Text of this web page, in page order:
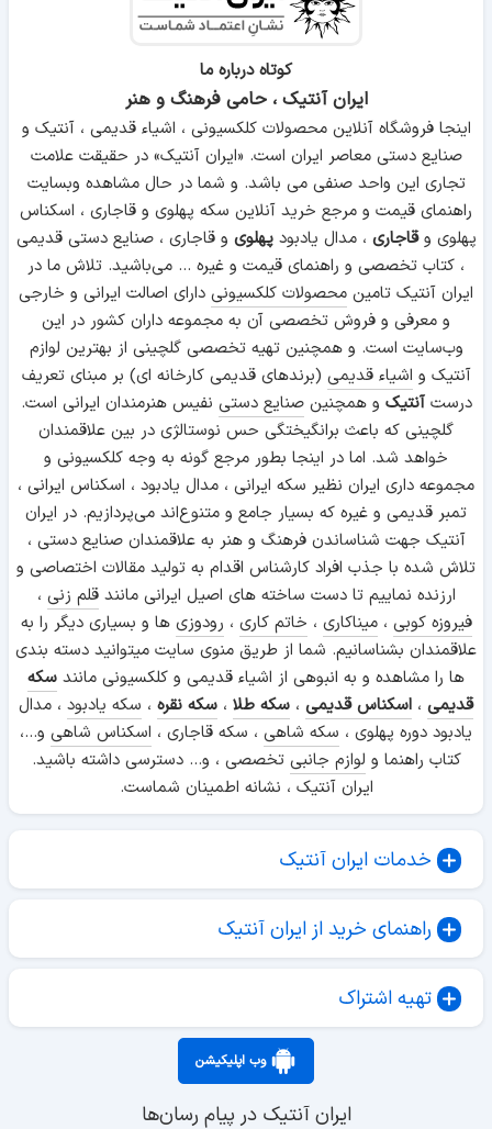
کوتاه درباره ما
ایران آنتیک ، حامی فرهنگ و هنر
اینجا فروشگاه آنلاین محصولات کلکسیونی ، اشیاء قدیمی ، آنتیک و
صنایع دستی معاصر ایران است. «ایران آنتیک» در حقیقت علامت
تجاری این واحد صنفی می باشد. و شما در حال مشاهده وبسایت
راهنمای قیمت و مرجع خرید آنلاین سکه پهلوی و قاجاری ، اسکناس
پهلوی وقاجاری ، مدال یادبودپهلوی و قاجاری ، صنایع دستی قدیمی
، کتاب تخصصی و راهنمای قیمت و غیره ... می‌باشید. تلاش ما در
ایران آنتیک تامین محصولات کلکسیونی دارای اصالت ایرانی و خارجی
و معرفی و فروش تخصصی آن به مجموعه داران کشور در این
وب‌سایت است. و همچنین تهیه تخصصی گلچینی از بهترین لوازم
آنتیک و اشیاء قدیمی (برندهای قدیمی کارخانه ای) بر مبنای تعریف
درستآنتیک و همچنینصنایع دستی نفیس هنرمندان ایرانی است.
گلچینی که باعث برانگیختگی حس نوستالژی در بین علاقمندان
خواهد شد. اما در اینجا بطور مرجع گونه به وجه کلکسیونی و
مجموعه داری ایران نظیر سکه ایرانی ، مدال یادبود ، اسکناس ایرانی ،
تمبر قدیمی و غیره که بسیار جامع و متنوع‌اند می‌پردازیم. در ایران
آنتیک جهت شناساندن فرهنگ و هنر به علاقمندان صنایع دستی ،
تلاش شده با جذب افراد کارشناس اقدام به تولید مقالات اختصاصی و
ارزنده نماییم تا دست ساخته های اصیل ایرانی مانندقلم زنی ،
فیروزه کوبی ،میناکاری ، خاتم کاری ، رودوزی ها و بسیاری دیگر را به
علاقمندان بشناسانیم. شما از طریق منوی سایت میتوانید دسته بندی
ها را مشاهده و به انبوهی از اشیاء قدیمی و کلکسیونی مانند سکه
قدیمی ، اسکناس قدیمی ، سکه طلا ، سکه نقره ، سکه یادبود ، مدال
یادبود دوره پهلوی ، سکه شاهی ، سکه قاجاری ، اسکناس شاهی و...،
کتاب راهنما و لوازم جانبی تخصصی ، و... دسترسی داشته باشید.
ایران آنتیک ، نشانه اطمینان شماست.
خدمات ایران آنتیک
راهنمای خرید از ایران آنتیک
تهیه اشتراک
وب اپلیکیشن
ایران آنتیک در پیام رسان‌ها